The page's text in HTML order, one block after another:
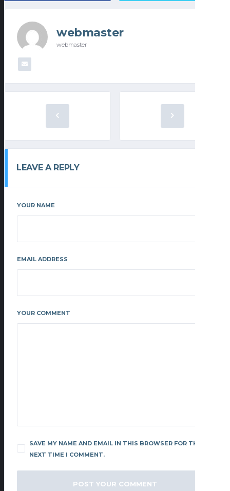
webmaster
webmaster
LEAVE A REPLY
YOUR NAME
EMAIL ADDRESS
YOUR COMMENT
SAVE MY NAME AND EMAIL IN THIS BROWSER FOR THE
NEXT TIME I COMMENT.